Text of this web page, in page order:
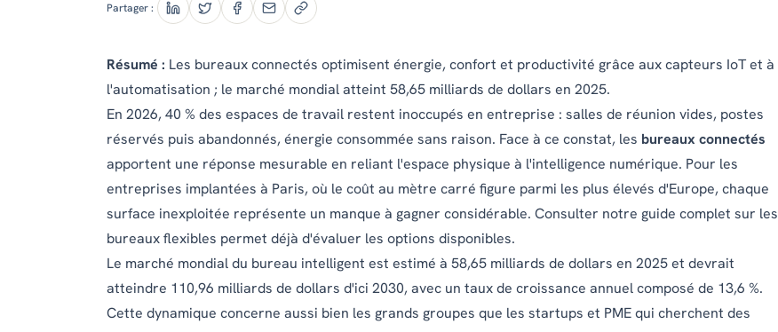
Partager :
Résumé : Les bureaux connectés optimisent énergie, confort et productivité grâce aux capteurs IoT et à
l'automatisation ; le marché mondial atteint 58,65 milliards de dollars en 2025.
En 2026, 40 % des espaces de travail restent inoccupés en entreprise : salles de réunion vides, postes
réservés puis abandonnés, énergie consommée sans raison. Face à ce constat, les bureaux connectés
apportent une réponse mesurable en reliant l'espace physique à l'intelligence numérique. Pour les
entreprises implantées à Paris, où le coût au mètre carré figure parmi les plus élevés d'Europe, chaque
surface inexploitée représente un manque à gagner considérable. Consulter notre guide complet sur les
bureaux flexibles permet déjà d'évaluer les options disponibles.
Le marché mondial du bureau intelligent est estimé à 58,65 milliards de dollars en 2025 et devrait
atteindre 110,96 milliards de dollars d'ici 2030, avec un taux de croissance annuel composé de 13,6 %.
Cette dynamique concerne aussi bien les grands groupes que les startups et PME qui cherchent des